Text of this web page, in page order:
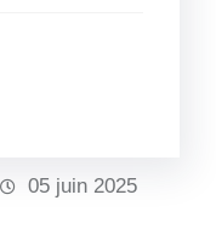
05 juin 2025